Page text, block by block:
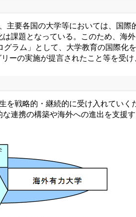
主要各国の大学等においては、国
課題となっている。このため、海
ラム」として、大学教育の国際
ーの実施が提言されたこと等を受
を戦略的・継続的に受け入れてい
連携の構築や海外への進出を支援す